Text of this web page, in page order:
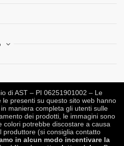
di AST – PI 06251901002 – Le
presenti su questo sito web hanno
maniera completa gli utenti sulle
dei prodotti, le immagini sono
colori potrebbe discostare a causa
produttore (si consiglia contatto
in alcun modo incentivare la